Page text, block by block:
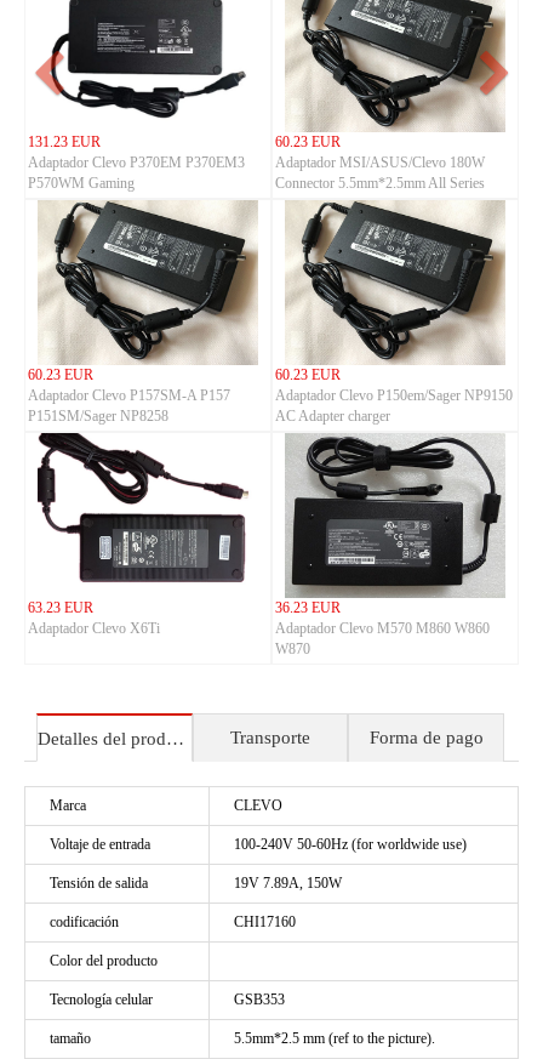
131.23 EUR
Adaptador Clevo P370EM P370EM3
P570WM Gaming
60.23 EUR
Adaptador MSI/ASUS/Clevo 180W
Connector 5.5mm*2.5mm All Series
Gaming Laptop/Notebook
60.23 EUR
Adaptador Clevo P157SM-A P157
P151SM/Sager NP8258
60.23 EUR
Adaptador Clevo P150em/Sager NP9150
AC Adapter charger
63.23 EUR
Adaptador Clevo X6Ti
36.23 EUR
Adaptador Clevo M570 M860 W860
W870
Detalles del producto Transporte Forma de pago
Marca CLEVO
Voltaje de entrada 100-240V 50-60Hz (for worldwide use)
Tensión de salida 19V 7.89A, 150W
codificación CHI17160
Color del producto
Tecnología celular GSB353
tamaño 5.5mm*2.5 mm (ref to the picture).